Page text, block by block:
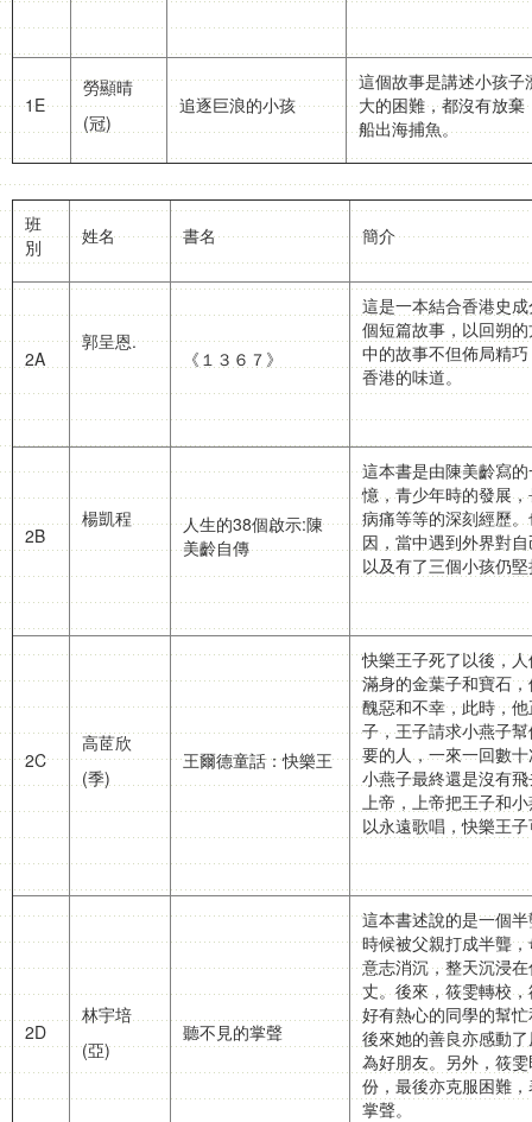
1E
勞顯晴
(冠)
追逐巨浪的小孩
這個故事是講述小孩
大的困難，都沒有放
船出海捕魚。
班
別
姓名 書名 簡介
2A
郭呈恩.
《１３６７》
這是一本結合香港史
個短篇故事，以回朔
中的故事不但佈局精
香港的味道。
2B
楊凱程
人生的38個啟示:陳
美齡自傳
這本書是由陳美齡寫
憶，青少年時的發展
病痛等等的深刻經歷
因，當中遇到外界對
以及有了三個小孩仍
2C
高茝欣
(季)
王爾德童話：快樂王
快樂王子死了以後，
滿身的金葉子和寶石
醜惡和不幸，此時，
子，王子請求小燕子
要的人，一來一回數
小燕子最終還是沒有
上帝，上帝把王子和
以永遠歌唱，快樂王
2D
林宇培
(亞)
聽不見的掌聲
這本書述說的是一個
時候被父親打成半聾
意志消沉，整天沉浸
丈。後來，筱雯轉校
好有熱心的同學的幫
後來她的善良亦感動
為好朋友。另外，筱
份，最後亦克服困難
掌聲。